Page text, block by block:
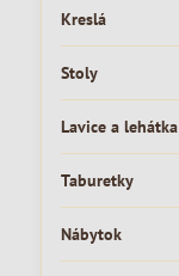
Kreslá
Stoly
Lavice a lehátka
Taburetky
Nábytok